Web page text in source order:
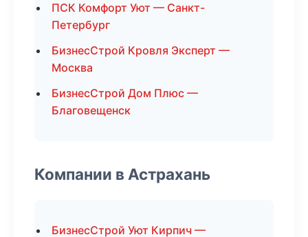
ПСК Комфорт Уют — Санкт-
Петербург
БизнесСтрой Кровля Эксперт —
Москва
БизнесСтрой Дом Плюс —
Благовещенск
Компании в Астрахань
БизнесСтрой Уют Кирпич —